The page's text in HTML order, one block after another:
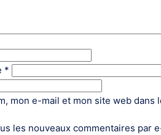
*
mon e-mail et mon site web
les nouveaux commentaires par